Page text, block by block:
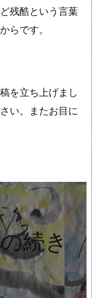
残酷という言葉
らです。
を立ち上げまし
い。またお目に
続き